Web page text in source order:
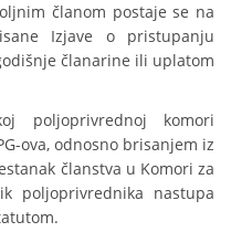
članom postaje se na
Izjave o pristupanju
članarine ili uplatom
poljoprivrednoj komori
ova, odnosno brisanjem iz
članstva u Komori za
poljoprivrednika nastupa